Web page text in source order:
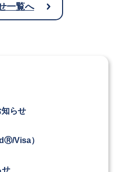
一覧へ
らせ
Visa）
せ